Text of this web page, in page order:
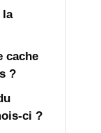
la
cache
?
ci ?